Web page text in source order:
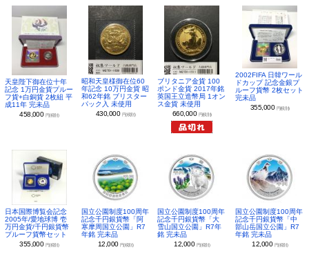
天皇陛下御在位十年
記念 1万円金貨プルー
フ貨+白銅貨 2枚組 平
成11年 完未品
458,000 円(税別)
昭和天皇様御在位60
年記念 10万円金貨 昭
和62年銘 ブリスター
パック入 未使用
430,000 円(税別)
ブリタニア金貨 100
ポンド金貨 2017年銘
英国王立造幣局 1オン
ス金貨 未使用
660,000 円(税別)
2002FIFA 日韓ワール
ドカップ 記念金銀プ
ルーフ貨幣 2枚セット
完未品
355,000 円(税別)
日本国際博覧会記念
2005年/愛地球博 壱
万円金貨/千円銀貨幣
プルーフ貨幣セット
355,000 円(税別)
国立公園制度100周年
記念千円銀貨幣「阿
寒摩周国立公園」R7
年銘 完未品
12,000 円(税別)
国立公園制度100周年
記念千円銀貨幣「大
雪山国立公園」R7年
銘 完未品
12,000 円(税別)
国立公園制度100周年
記念千円銀貨幣「中
部山岳国立公園」R7
年銘 完未品
12,000 円(税別)